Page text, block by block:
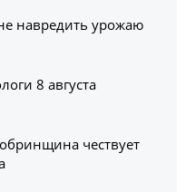
навредить урожаю
8 августа
чествует